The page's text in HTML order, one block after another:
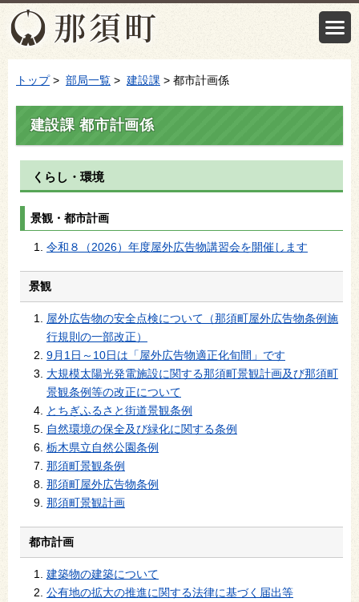
トップ> 部局一覧 > 建設課 > 都市計画係
建設課 都市計画係
くらし・環境
景観・都市計画
令和８（2026）年度屋外広告物講習会を開催します
景観
屋外広告物の安全点検について（那須町屋外広告物条例施
行規則の一部改正）
9月1日～10日は「屋外広告物適正化旬間」です
大規模太陽光発電施設に関する那須町景観計画及び那須町
景観条例等の改正について
とちぎふるさと街道景観条例
自然環境の保全及び緑化に関する条例
栃木県立自然公園条例
那須町景観条例
那須町屋外広告物条例
那須町景観計画
都市計画
建築物の建築について
公有地の拡大の推進に関する法律に基づく届出等